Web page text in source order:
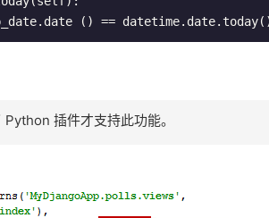
() ==
插件才支持此功能。